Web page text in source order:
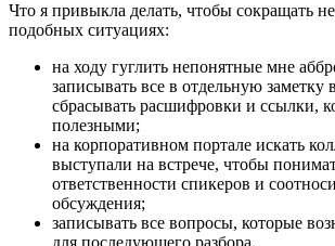
Что я привыкла делать, чтобы сокращать
подобных ситуациях:
на ходу гуглить непонятные мне
записывать все в отдельную заметку
сбрасывать расшифровки и ссылки,
полезными;
на корпоративном портале искать
выступали на встрече, чтобы
ответственности спикеров и
обсуждения;
записывать все вопросы, которые